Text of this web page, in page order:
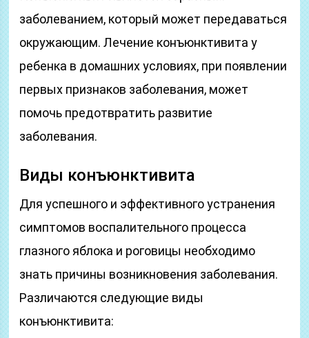
заболеванием, который может передаваться
окружающим. Лечение конъюнктивита у
ребенка в домашних условиях, при появлении
первых признаков заболевания, может
помочь предотвратить развитие
заболевания.
Виды конъюнктивита
Для успешного и эффективного устранения
симптомов воспалительного процесса
глазного яблока и роговицы необходимо
знать причины возникновения заболевания.
Различаются следующие виды
конъюнктивита: